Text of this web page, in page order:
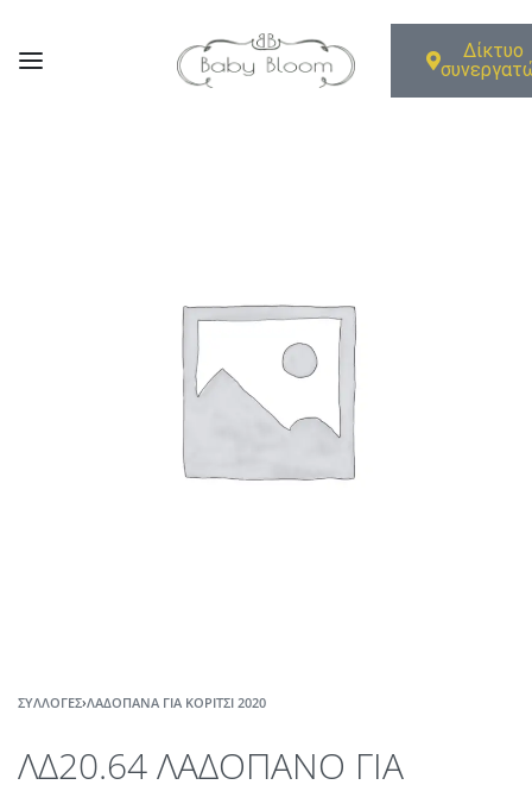
Δίκτυο
ΣΥΛΛΟΓΈΣ›ΛΑΔΌΠΑΝΑ ΓΙΑ ΚΟΡΊΤΣΙ 2020
ΛΔ20.64 ΛΑΔΟΠΑΝΟ ΓΙΑ